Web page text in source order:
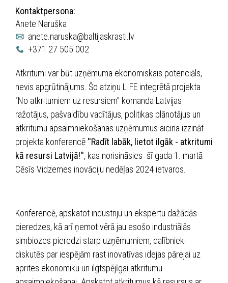
Kontaktpersona:
Anete Naruška
anete.naruska@baltijaskrasti.lv
+371 27 505 002
Atkritumi var būt uzņēmuma ekonomiskais potenciāls,
nevis apgrūtinājums. Šo atziņu LIFE integrētā projekta
‘’No atkritumiem uz resursiem’’ komanda Latvijas
ražotājus, pašvaldību vadītājus, politikas plānotājus un
atkritumu apsaimniekošanas uzņēmumus aicina izzināt
projekta konferencē ''Radīt labāk, lietot ilgāk - atkritumi
kā resursi Latvijā!'', kas norisināsies šī gada 1. martā
Cēsīs Vidzemes inovāciju nedēļas 2024 ietvaros.
Konferencē, apskatot industriju un ekspertu dažādās
pieredzes, kā arī ņemot vērā jau esošo industriālās
simbiozes pieredzi starp uzņēmumiem, dalībnieki
diskutēs par iespējām rast inovatīvas idejas pārejai uz
aprites ekonomiku un ilgtspējīgai atkritumu